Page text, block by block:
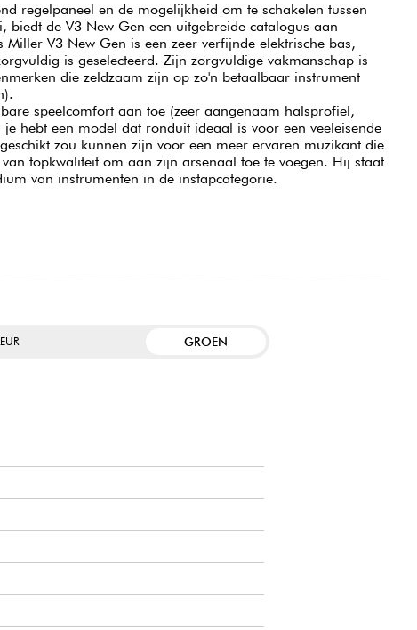
regelpaneel en de mogelijkheid om te schakelen tussen
biedt de V3 New Gen een uitgebreide catalogus aan
Miller V3 New Gen is een zeer verfijnde elektrische bas,
is geselecteerd. Zijn zorgvuldige vakmanschap is
die zeldzaam zijn op zo'n betaalbaar instrument
speelcomfort aan toe (zeer aangenaam halsprofiel,
hebt een model dat ronduit ideaal is voor een veeleisende
zou kunnen zijn voor een meer ervaren muzikant die
topkwaliteit om aan zijn arsenaal toe te voegen. Hij staat
van instrumenten in de instapcategorie.
GROEN